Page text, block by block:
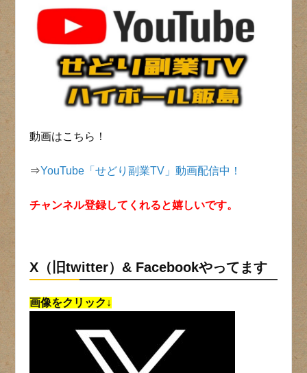
動画はこちら！
⇒YouTube「せどり副業TV」動画配信中！
チャンネル登録してくれると嬉しいです。
X（旧twitter）& Facebookやってます
画像をクリック↓